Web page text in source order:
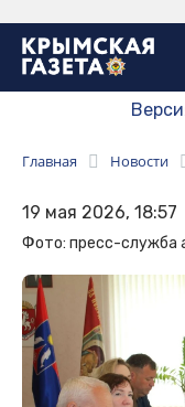
Главная Новости
19 мая 2026, 18:57
Фото: пресс-служба